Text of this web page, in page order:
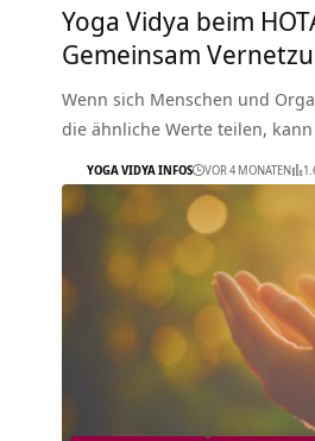
Yoga Vidya beim
Gemeinsam
Wenn sich Menschen und
die ähnliche Werte teilen,
YOGA VIDYA INFOS VOR 4 MONATEN